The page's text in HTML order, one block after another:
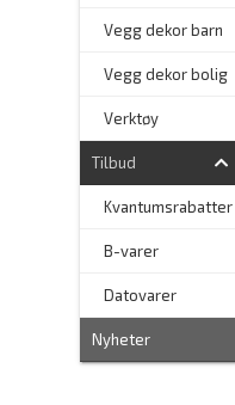
Vegg dekor barn
Vegg dekor bolig
Verktøy
Tilbud
Kvantumsrabatter
B-varer
Datovarer
Nyheter